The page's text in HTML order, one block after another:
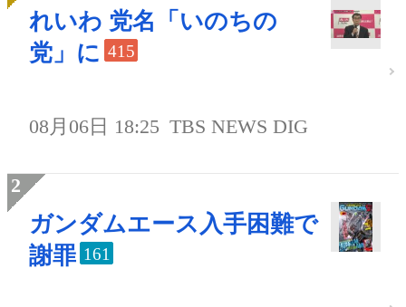
れいわ 党名「いのちの
党」に 415
08月06日 18:25 TBS NEWS DIG
ガンダムエース入手困難で
謝罪 161